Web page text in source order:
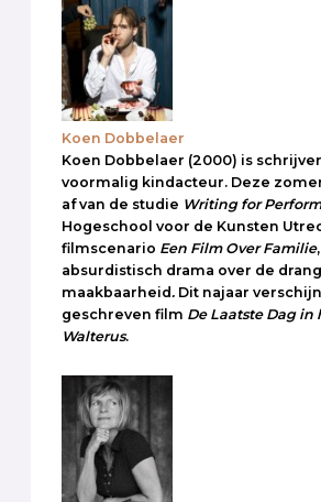
Koen Dobbelaer
Koen Dobbelaer (2000) is
voormalig kindacteur. Deze
af van de studie Writing for
Hogeschool voor de Kunsten
filmscenario Een Film Over Familie
absurdistisch drama over de
maakbaarheid. Dit najaar
geschreven film De Laatste Dag in
Walterus.